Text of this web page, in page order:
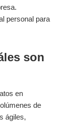
personal para
son
en
de
ágiles,